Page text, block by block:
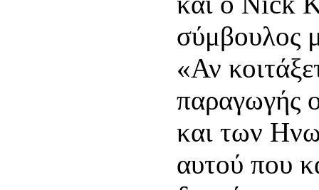
σύμβουλος
«Αν
παραγωγής
και των
αυτού που